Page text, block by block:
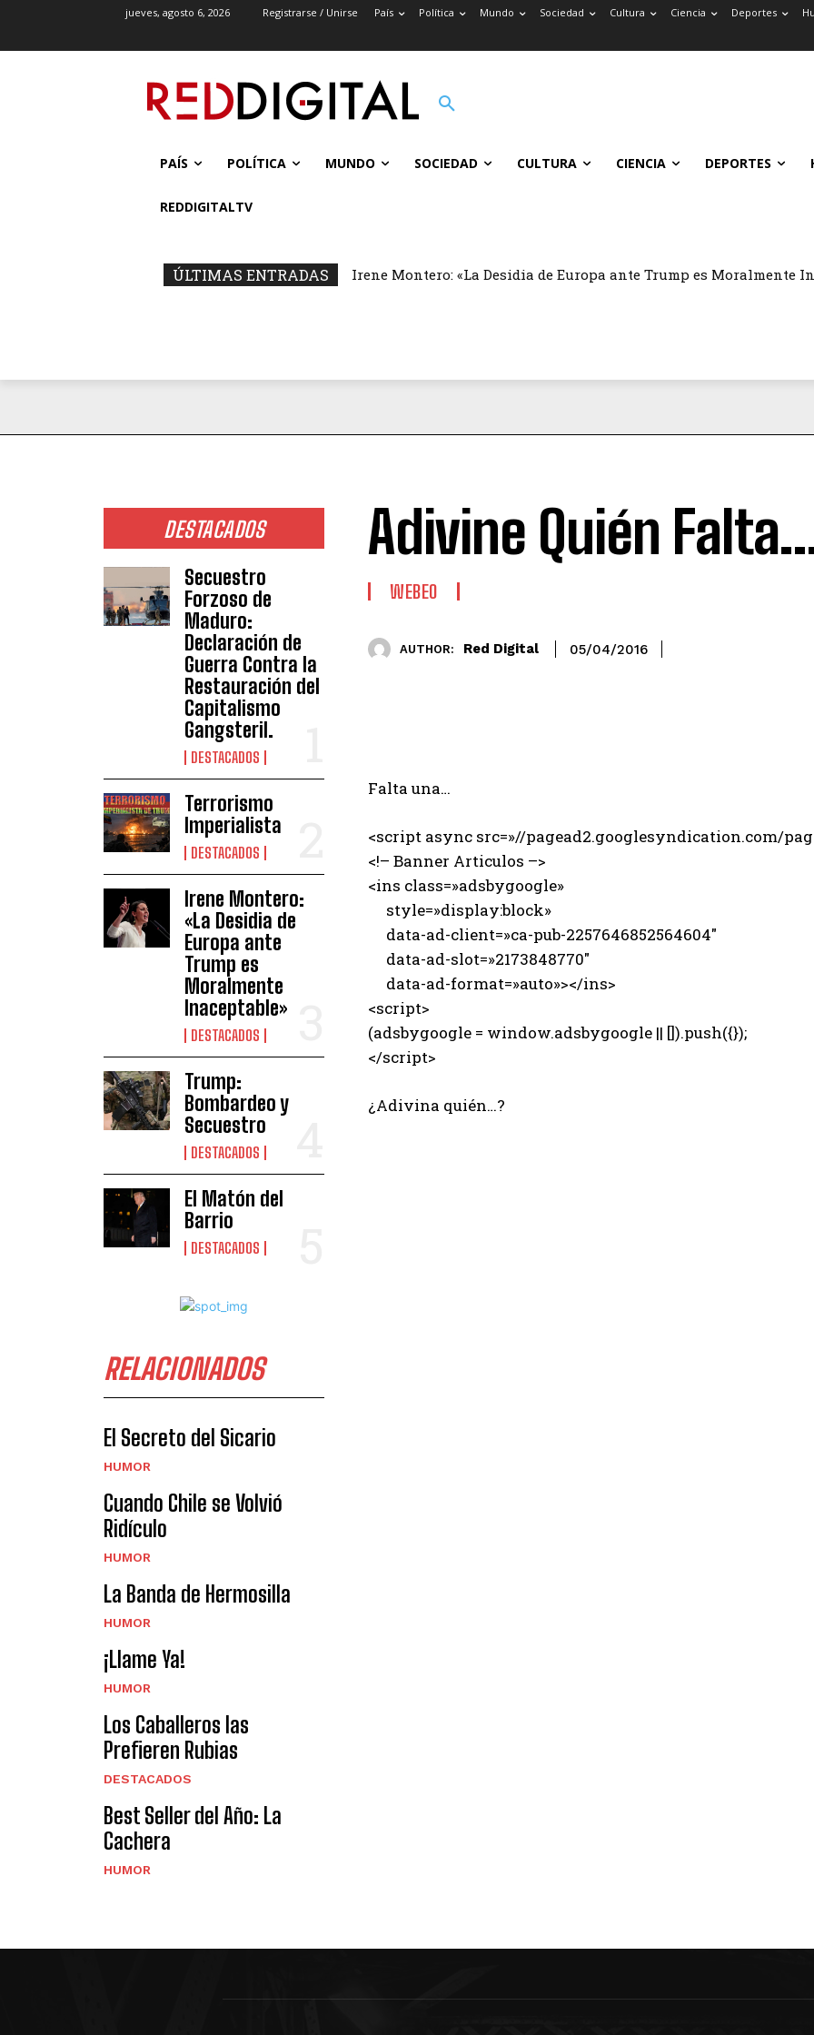
jueves, agosto 6, 2026 Registrarse / Unirse País Política Mundo Sociedad Cultura Ciencia Deportes
PAÍS POLÍTICA MUNDO SOCIEDAD CULTURA CIENCIA DEPORTES
REDDIGITALTV
ÚLTIMAS ENTRADAS Irene Montero: «La Desidia de Europa ante Trump es Moralmente
DESTACADOS
Secuestro
Forzoso de
Maduro:
Declaración de
Guerra Contra la
Restauración del
Capitalismo
Gangsteril.
DESTACADOS
Terrorismo
Imperialista
DESTACADOS
Irene Montero:
«La Desidia de
Europa ante
Trump es
Moralmente
Inaceptable»
DESTACADOS
Trump:
Bombardeo y
Secuestro
DESTACADOS
El Matón del
Barrio
DESTACADOS
RELACIONADOS
El Secreto del Sicario
HUMOR
Cuando Chile se Volvió
Ridículo
HUMOR
La Banda de Hermosilla
HUMOR
¡Llame Ya!
HUMOR
Los Caballeros las
Prefieren Rubias
DESTACADOS
Best Seller del Año: La
Cachera
HUMOR
Adivine Quién
WEBEO
AUTHOR: Red Digital 05/04/2016
Falta una…
<script async src=»//pagead2.googlesyndication.com/
<!– Banner Articulos –>
<ins class=»adsbygoogle»
style=»display:block»
data-ad-client=»ca-pub-2257646852564604″
data-ad-slot=»2173848770″
data-ad-format=»auto»></ins>
<script>
(adsbygoogle = window.adsbygoogle || []).push({});
</script>
¿Adivina quién…?